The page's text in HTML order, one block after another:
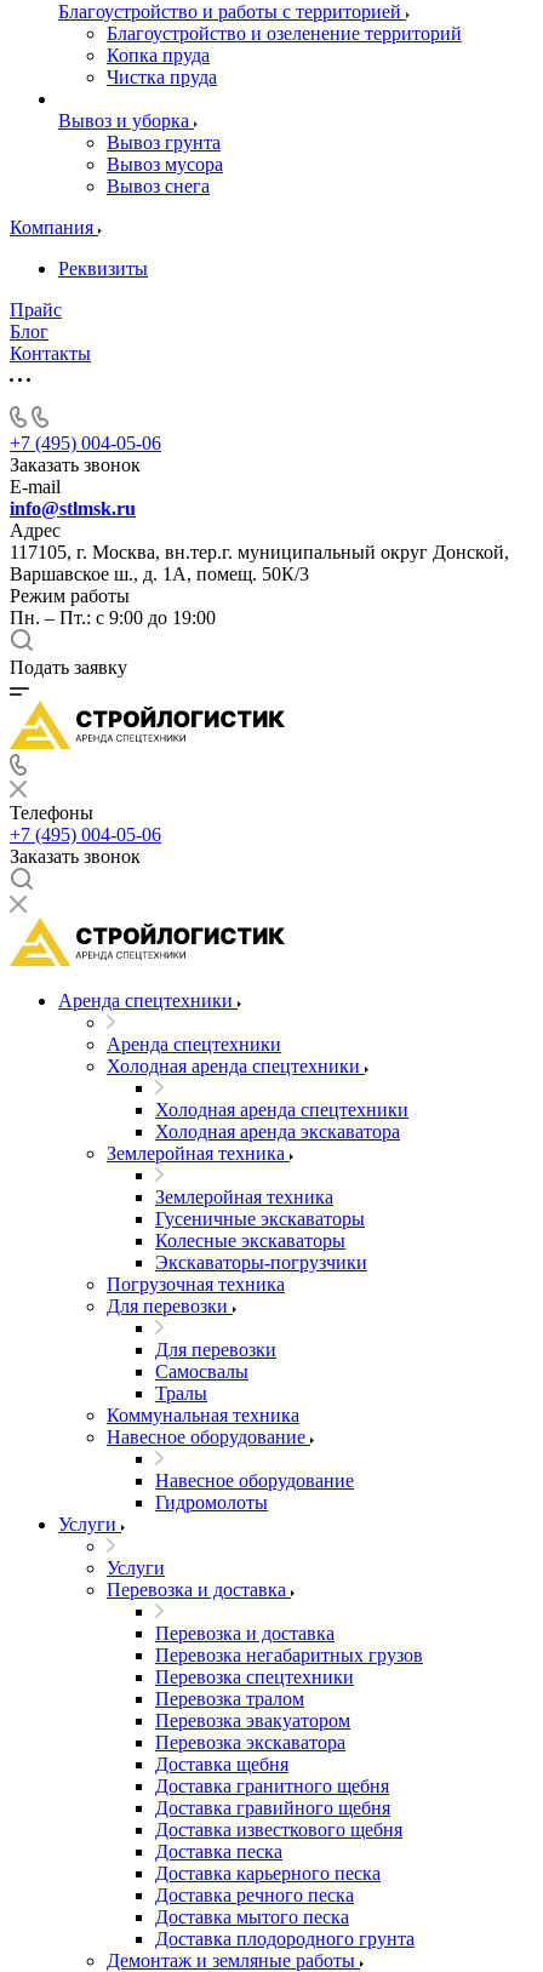
Благоустройство и работы с территорией
Благоустройство и озеленение территорий
Копка пруда
Чистка пруда
Вывоз и уборка
Вывоз грунта
Вывоз мусора
Вывоз снега
Компания
Реквизиты
Прайс
Блог
Контакты
+7 (495) 004-05-06
Заказать звонок
E-mail
info@stlmsk.ru
Адрес
117105, г. Москва, вн.тер.г. муниципальный округ Донской,
Варшавское ш., д. 1А, помещ. 50К/3
Режим работы
Пн. – Пт.: с 9:00 до 19:00
Подать заявку
Телефоны
+7 (495) 004-05-06
Заказать звонок
Аренда спецтехники
Аренда спецтехники
Холодная аренда спецтехники
Холодная аренда спецтехники
Холодная аренда экскаватора
Землеройная техника
Землеройная техника
Гусеничные экскаваторы
Колесные экскаваторы
Экскаваторы-погрузчики
Погрузочная техника
Для перевозки
Для перевозки
Самосвалы
Тралы
Коммунальная техника
Навесное оборудование
Навесное оборудование
Гидромолоты
Услуги
Услуги
Перевозка и доставка
Перевозка и доставка
Перевозка негабаритных грузов
Перевозка спецтехники
Перевозка тралом
Перевозка эвакуатором
Перевозка экскаватора
Доставка щебня
Доставка гранитного щебня
Доставка гравийного щебня
Доставка известкового щебня
Доставка песка
Доставка карьерного песка
Доставка речного песка
Доставка мытого песка
Доставка плодородного грунта
Демонтаж и земляные работы